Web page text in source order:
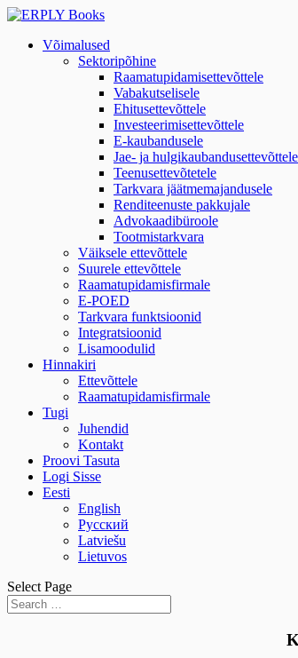
Võimalused
Sektoripõhine
Raamatupidamisettevõttele
Vabakutselisele
Ehitusettevõttele
Investeerimisettevõttele
E-kaubandusele
Jae- ja hulgikaubandusettevõttele
Teenusettevõtetele
Tarkvara jäätmemajandusele
Renditeenuste pakkujale
Advokaadibüroole
Tootmistarkvara
Väiksele ettevõttele
Suurele ettevõttele
Raamatupidamisfirmale
E-POED
Tarkvara funktsioonid
Integratsioonid
Lisamoodulid
Hinnakiri
Ettevõttele
Raamatupidamisfirmale
Tugi
Juhendid
Kontakt
Proovi Tasuta
Logi Sisse
Eesti
English
Русский
Latviešu
Lietuvos
Select Page